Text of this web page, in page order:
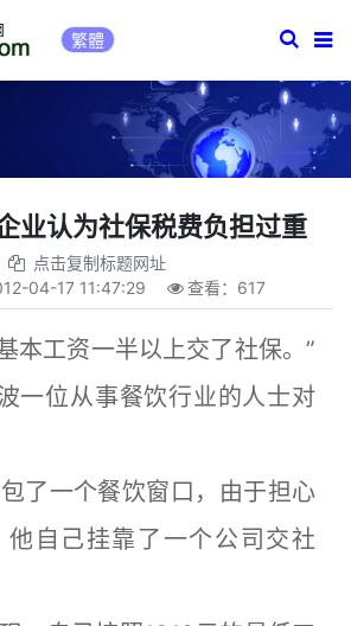
繁體
业认为社保税费负担过重
点击复制标题网址
04-17 11:47:29 查看： 617
工资一半以上交了社保。”
一位从事餐饮行业的人士对
一个餐饮窗口，由于担心
他自己挂靠了一个公司交社